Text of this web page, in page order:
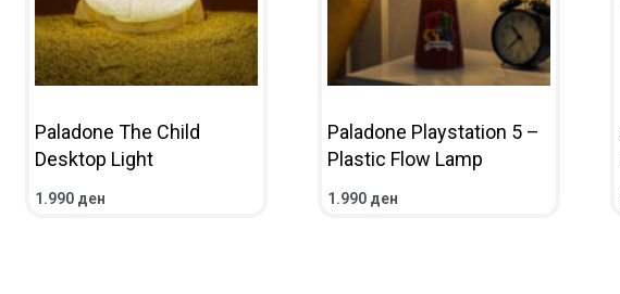
Paladone The Child
Desktop Light
1.990 ден
Paladone Playstation 5 –
Plastic Flow Lamp
1.990 ден